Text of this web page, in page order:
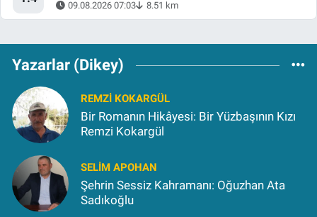
09.08.2026 07:03 8.51 km
Yazarlar (Dikey)
REMZI KOKARGÜL
Bir Romanın Hikâyesi: Bir Yüzbaşının Kızı
Remzi Kokargül
SELIM APOHAN
Şehrin Sessiz Kahramanı: Oğuzhan Ata
Sadıkoğlu